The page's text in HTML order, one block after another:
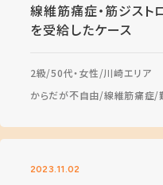
線維筋痛症・筋ジスト
を受給したケース
2級 50代・女性 川崎エリア
からだが不自由 線維筋痛症
2023.11.02